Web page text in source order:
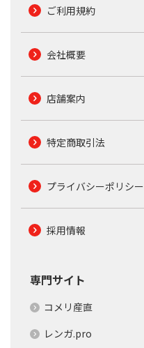
ご利用規約
会社概要
店舗案内
特定商取引法
プライバシーポリシー
採用情報
専門サイト
コメリ産直
レンガ.pro